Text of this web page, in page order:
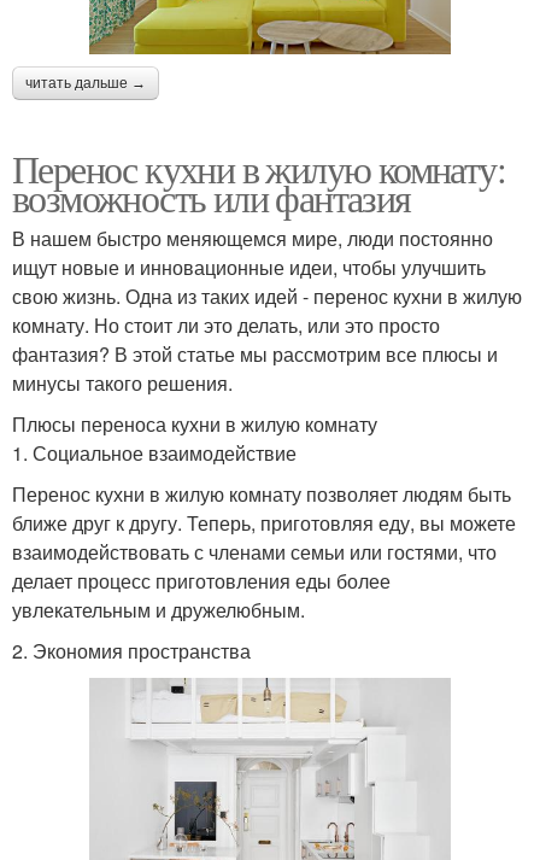
читать дальше →
Перенос кухни в жилую комнату:
возможность или фантазия
В нашем быстро меняющемся мире, люди постоянно
ищут новые и инновационные идеи, чтобы улучшить
свою жизнь. Одна из таких идей - перенос кухни в жилую
комнату. Но стоит ли это делать, или это просто
фантазия? В этой статье мы рассмотрим все плюсы и
минусы такого решения.
Плюсы переноса кухни в жилую комнату
1. Социальное взаимодействие
Перенос кухни в жилую комнату позволяет людям быть
ближе друг к другу. Теперь, приготовляя еду, вы можете
взаимодействовать с членами семьи или гостями, что
делает процесс приготовления еды более
увлекательным и дружелюбным.
2. Экономия пространства